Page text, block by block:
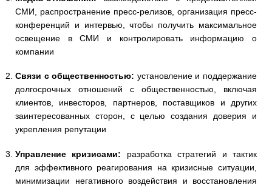
СМИ, распространение пресс-релизов, организация пресс-
конференций и интервью, чтобы получить максимальное
освещение в СМИ и контролировать информацию о
компании
Связи с общественностью: установление и поддержание
долгосрочных отношений с общественностью, включая
клиентов, инвесторов, партнеров, поставщиков и других
заинтересованных сторон, с целью создания доверия и
укрепления репутации
Управление кризисами: разработка стратегий и тактик
для эффективного реагирования на кризисные ситуации,
минимизации негативного воздействия и восстановления